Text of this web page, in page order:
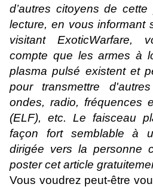
d’autres citoyens de
lecture, en vous informant
visitant ExoticWarfare,
compte que les armes à
plasma pulsé existent et
pour transmettre
ondes, radio, fréquences
(ELF), etc. Le faisceau
façon fort semblable à
dirigée vers la personne
poster cet article
Vous voudrez peut-être